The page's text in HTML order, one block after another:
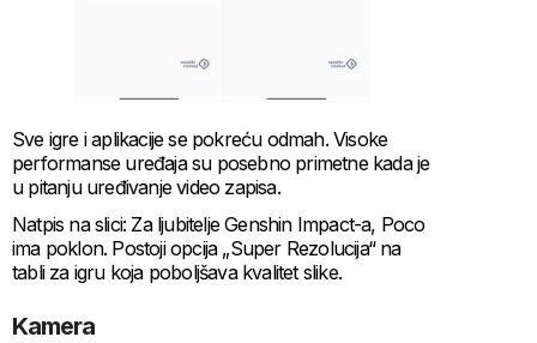
Sve igre i aplikacije se pokreću odmah. Visoke
performanse uređaja su posebno primetne kada je
u pitanju uređivanje video zapisa.
Natpis na slici: Za ljubitelje Genshin Impact-a, Poco
ima poklon. Postoji opcija „Super Rezolucija“ na
tabli za igru koja poboljšava kvalitet slike.
Kamera